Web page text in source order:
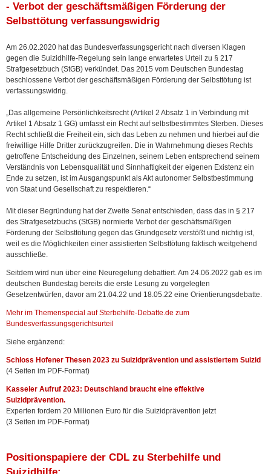
- Verbot der geschäftsmäßigen Förderung der
Selbsttötung verfassungswidrig
Am 26.02.2020 hat das Bundesverfassungsgericht nach diversen Klagen
gegen die Suizidhilfe-Regelung sein lange erwartetes Urteil zu § 217
Strafgesetzbuch (StGB) verkündet. Das 2015 vom Deutschen Bundestag
beschlossene Verbot der geschäftsmäßigen Förderung der Selbsttötung ist
verfassungswidrig.
„Das allgemeine Persönlichkeitsrecht (Artikel 2 Absatz 1 in Verbindung mit
Artikel 1 Absatz 1 GG) umfasst ein Recht auf selbstbestimmtes Sterben. Dieses
Recht schließt die Freiheit ein, sich das Leben zu nehmen und hierbei auf die
freiwillige Hilfe Dritter zurückzugreifen. Die in Wahrnehmung dieses Rechts
getroffene Entscheidung des Einzelnen, seinem Leben entsprechend seinem
Verständnis von Lebensqualität und Sinnhaftigkeit der eigenen Existenz ein
Ende zu setzen, ist im Ausgangspunkt als Akt autonomer Selbstbestimmung
von Staat und Gesellschaft zu respektieren.“
Mit dieser Begründung hat der Zweite Senat entschieden, dass das in § 217
des Strafgesetzbuchs (StGB) normierte Verbot der geschäftsmäßigen
Förderung der Selbsttötung gegen das Grundgesetz verstößt und nichtig ist,
weil es die Möglichkeiten einer assistierten Selbsttötung faktisch weitgehend
ausschließe.
Seitdem wird nun über eine Neuregelung debattiert. Am 24.06.2022 gab es im
deutschen Bundestag bereits die erste Lesung zu vorgelegten
Gesetzentwürfen, davor am 21.04.22 und 18.05.22 eine Orientierungsdebatte.
Mehr im Themenspecial auf Sterbehilfe-Debatte.de zum
Bundesverfassungsgerichtsurteil
Siehe ergänzend:
Schloss Hofener Thesen 2023 zu Suizidprävention und assistiertem Suizid
(4 Seiten im PDF-Format)
Kasseler Aufruf 2023: Deutschland braucht eine effektive
Suizidprävention.
Experten fordern 20 Millionen Euro für die Suizidprävention jetzt
(3 Seiten im PDF-Format)
Positionspapiere der CDL zu Sterbehilfe und